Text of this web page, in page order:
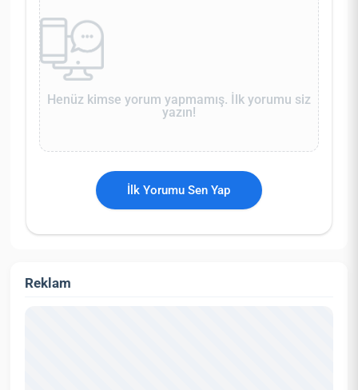
Henüz kimse yorum yapmamış. İlk yorumu siz
yazın!
İlk Yorumu Sen Yap
Reklam